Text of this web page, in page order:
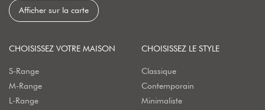
Afficher sur la carte
CHOISISSEZ VOTRE MAISON
S-Range
M-Range
L-Range
CHOISISSEZ LE STYLE
Classique
Contemporain
Minimaliste